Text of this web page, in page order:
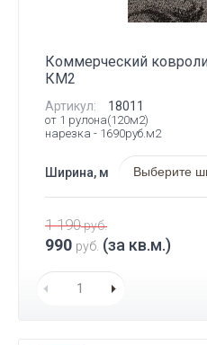
Коммерческий
КМ2
Артикул: 18011
от 1 рулона(120м2)
нарезка - 1690руб.м2
Ширина, м Выберите
1 190руб.
990 руб. (за кв.м.)